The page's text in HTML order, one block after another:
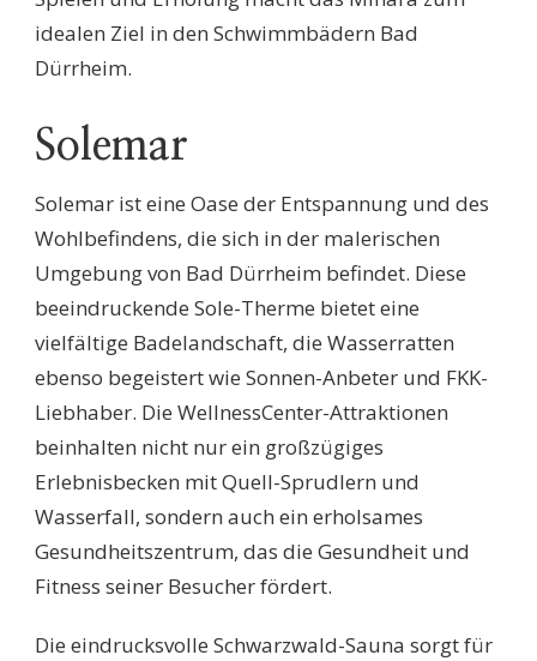
idealen Ziel in den Schwimmbädern Bad
Dürrheim.
Solemar
Solemar ist eine Oase der Entspannung und des
Wohlbefindens, die sich in der malerischen
Umgebung von Bad Dürrheim befindet. Diese
beeindruckende Sole-Therme bietet eine
vielfältige Badelandschaft, die Wasserratten
ebenso begeistert wie Sonnen-Anbeter und FKK-
Liebhaber. Die WellnessCenter-Attraktionen
beinhalten nicht nur ein großzügiges
Erlebnisbecken mit Quell-Sprudlern und
Wasserfall, sondern auch ein erholsames
Gesundheitszentrum, das die Gesundheit und
Fitness seiner Besucher fördert.
Die eindrucksvolle Schwarzwald-Sauna sorgt für